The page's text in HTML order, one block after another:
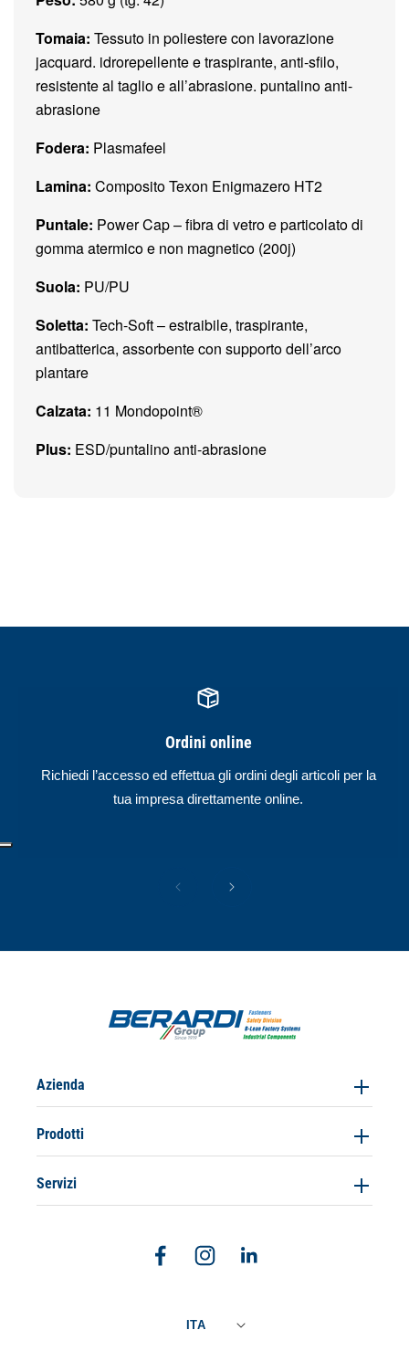
Tomaia: Tessuto in poliestere con lavorazione
jacquard. idrorepellente e traspirante, anti-sfilo,
resistente al taglio e all’abrasione. puntalino anti-
abrasione
Fodera: Plasmafeel
Lamina: Composito Texon Enigmazero HT2
Puntale: Power Cap – fibra di vetro e particolato di
gomma atermico e non magnetico (200j)
Suola: PU/PU
Soletta: Tech-Soft – estraibile, traspirante,
antibatterica, assorbente con supporto dell’arco
plantare
Calzata: 11 Mondopoint®
Plus: ESD/puntalino anti-abrasione
Ordini online
Richiedi l’accesso ed effettua gli ordini degli articoli per la
tua impresa direttamente online.
Azienda
Prodotti
Servizi
FacebookInstagramLinkedin
ITA